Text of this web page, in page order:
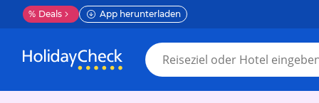
% Deals App herunterladen